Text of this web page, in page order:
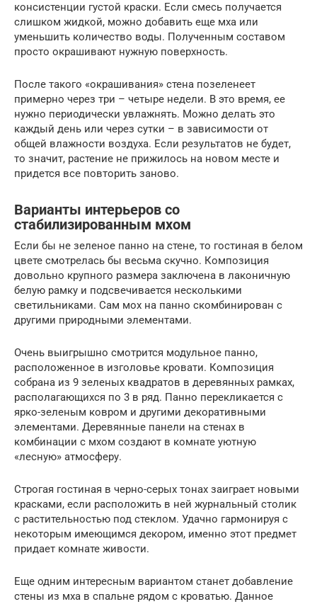
консистенции густой краски. Если смесь получается
слишком жидкой, можно добавить еще мха или
уменьшить количество воды. Полученным составом
просто окрашивают нужную поверхность.
После такого «окрашивания» стена позеленеет
примерно через три – четыре недели. В это время, ее
нужно периодически увлажнять. Можно делать это
каждый день или через сутки – в зависимости от
общей влажности воздуха. Если результатов не будет,
то значит, растение не прижилось на новом месте и
придется все повторить заново.
Варианты интерьеров со
стабилизированным мхом
Если бы не зеленое панно на стене, то гостиная в белом
цвете смотрелась бы весьма скучно. Композиция
довольно крупного размера заключена в лаконичную
белую рамку и подсвечивается несколькими
светильниками. Сам мох на панно скомбинирован с
другими природными элементами.
Очень выигрышно смотрится модульное панно,
расположенное в изголовье кровати. Композиция
собрана из 9 зеленых квадратов в деревянных рамках,
располагающихся по 3 в ряд. Панно перекликается с
ярко-зеленым ковром и другими декоративными
элементами. Деревянные панели на стенах в
комбинации с мхом создают в комнате уютную
«лесную» атмосферу.
Строгая гостиная в черно-серых тонах заиграет новыми
красками, если расположить в ней журнальный столик
с растительностью под стеклом. Удачно гармонируя с
некоторым имеющимся декором, именно этот предмет
придает комнате живости.
Еще одним интересным вариантом станет добавление
стены из мха в спальне рядом с кроватью. Данное